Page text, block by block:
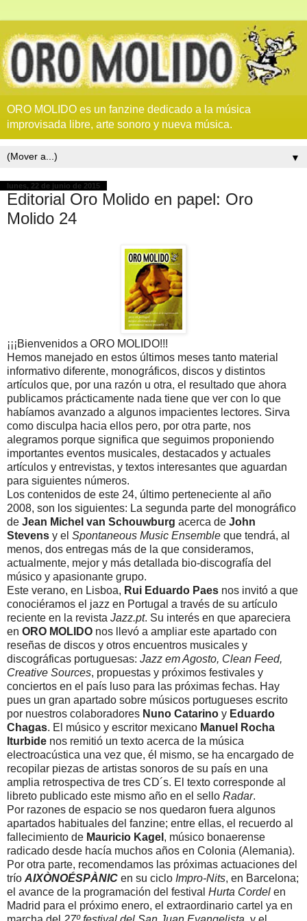
ORO MOLIDO es un fanzine dedicado a la música
improvisada libre, arte sonoro y nueva música.
▼
lunes, 22 de junio de 2015
Editorial Oro Molido en papel: Oro
Molido 24
¡¡¡Bienvenidos a ORO MOLIDO!!!
Hemos manejado en estos últimos meses tanto material
informativo diferente, monográficos, discos y distintos
artículos que, por una razón u otra, el resultado que ahora
publicamos prácticamente nada tiene que ver con lo que
habíamos avanzado a algunos impacientes lectores. Sirva
como disculpa hacia ellos pero, por otra parte, nos
alegramos porque significa que seguimos proponiendo
importantes eventos musicales, destacados y actuales
artículos y entrevistas, y textos interesantes que aguardan
para siguientes números.
Los contenidos de este 24, último perteneciente al año
2008, son los siguientes: La segunda parte del monográfico
de Jean Michel van Schouwburg acerca de John
Stevens y el Spontaneous Music Ensemble que tendrá, al
menos, dos entregas más de la que consideramos,
actualmente, mejor y más detallada bio-discografía del
músico y apasionante grupo.
Este verano, en Lisboa, Rui Eduardo Paes nos invitó a que
conociéramos el jazz en Portugal a través de su artículo
reciente en la revista Jazz.pt. Su interés en que apareciera
en ORO MOLIDO nos llevó a ampliar este apartado con
reseñas de discos y otros encuentros musicales y
discográficas portuguesas: Jazz em Agosto, Clean Feed,
Creative Sources, propuestas y próximos festivales y
conciertos en el país luso para las próximas fechas. Hay
pues un gran apartado sobre músicos portugueses escrito
por nuestros colaboradores Nuno Catarino y Eduardo
Chagas. El músico y escritor mexicano Manuel Rocha
Iturbide nos remitió un texto acerca de la música
electroacústica una vez que, él mismo, se ha encargado de
recopilar piezas de artistas sonoros de su país en una
amplia retrospectiva de tres CD´s. El texto corresponde al
libreto publicado este mismo año en el sello Radar.
Por razones de espacio se nos quedaron fuera algunos
apartados habituales del fanzine; entre ellas, el recuerdo al
fallecimiento de Mauricio Kagel , músico bonaerense
radicado desde hacía muchos años en Colonia (Alemania).
Por otra parte, recomendamos las próximas actuaciones del
trío AIXÒNOÉSPÀNIC en su ciclo Impro-Nits, en Barcelona;
el avance de la programación del festival Hurta Cordel en
Madrid para el próximo enero, el extraordinario cartel ya en